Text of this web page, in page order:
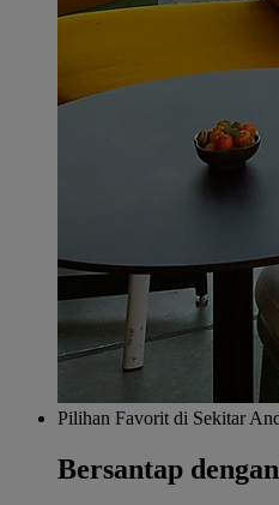
Pilihan Favorit di Sekitar
Bersantap